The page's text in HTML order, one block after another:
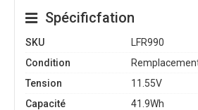
Spécificfation
SKU
LFR990
Condition
Tension
11.55V
Capacité
41.9Wh